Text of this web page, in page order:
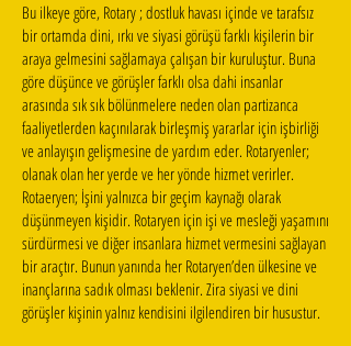
Bu ilkeye göre, Rotary ; dostluk havası içinde ve tarafsız
bir ortamda dini, ırkı ve siyasi görüşü farklı kişilerin bir
araya gelmesini sağlamaya çalışan bir kuruluştur. Buna
göre düşünce ve görüşler farklı olsa dahi insanlar
arasında sık sık bölünmelere neden olan partizanca
faaliyetlerden kaçınılarak birleşmiş yararlar için işbirliği
ve anlayışın gelişmesine de yardım eder. Rotaryenler;
olanak olan her yerde ve her yönde hizmet verirler.
Rotaeryen; İşini yalnızca bir geçim kaynağı olarak
düşünmeyen kişidir. Rotaryen için işi ve mesleği yaşamını
sürdürmesi ve diğer insanlara hizmet vermesini sağlayan
bir araçtır. Bunun yanında her Rotaryen’den ülkesine ve
inançlarına sadık olması beklenir. Zira siyasi ve dini
görüşler kişinin yalnız kendisini ilgilendiren bir husustur.